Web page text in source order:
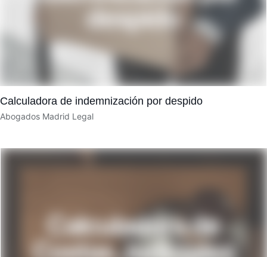
Calculadora de indemnización por despido
Abogados Madrid Legal